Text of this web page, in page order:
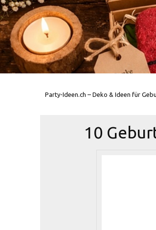
Party-Ideen.ch – Deko & Ideen für
10